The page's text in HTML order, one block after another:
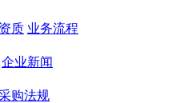
质 业务流程
企业新闻
购法规